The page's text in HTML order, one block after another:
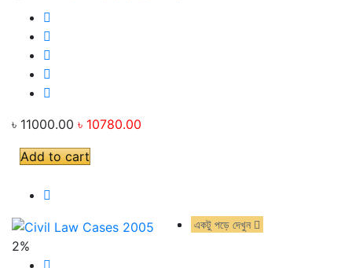
৳ 11000.00 ৳ 10780.00
Add to cart
2%
একটু পড়ে দেখুন
একটু পড়ে দেখুন